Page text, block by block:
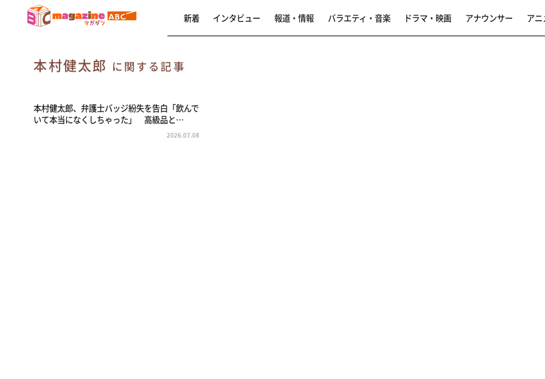
新着 インタビュー 報道・情報 バラエティ・音楽 ドラマ・映画 アナウンサー アニ
本村健太郎 に関する記事
本村健太郎、弁護士バッジ紛失を告白「飲んで
いて本当になくしちゃった」 高級品と…
2026.07.08